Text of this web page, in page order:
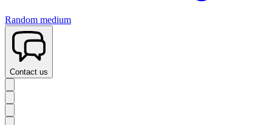
Random medium
Contact us